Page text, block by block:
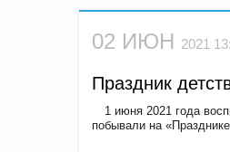
02 ИЮН 2021
Праздник
1 июня 2021 года
побывали на